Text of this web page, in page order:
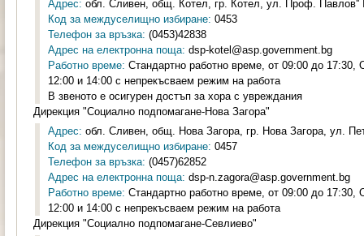
Адрес: обл. Сливен, общ. Котел, гр. Котел, ул. Проф.
Код за междуселищно избиране: 0453
Телефон за връзка: (0453)42838
Адрес на електронна поща: dsp-kotel@asp.government.bg
Работно време: Стандартно работно време, от 09:00 до
12:00 и 14:00 с непрекъсваем режим на работа
В звеното е осигурен достъп за хора с увреждания
Дирекция "Социално подпомагане-Нова Загора"
Адрес: обл. Сливен, общ. Нова Загора, гр. Нова Загора, ул.
Код за междуселищно избиране: 0457
Телефон за връзка: (0457)62852
Адрес на електронна поща: dsp-n.zagora@asp.government.bg
Работно време: Стандартно работно време, от 09:00 до
12:00 и 14:00 с непрекъсваем режим на работа
Дирекция "Социално подпомагане-Севлиево"